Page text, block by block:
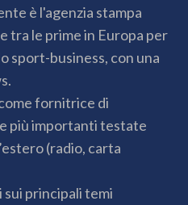
è l'agenzia stampa
tra le prime in Europa per
sport-business, con una
fornitrice di
più importanti testate
(radio, carta
principali temi